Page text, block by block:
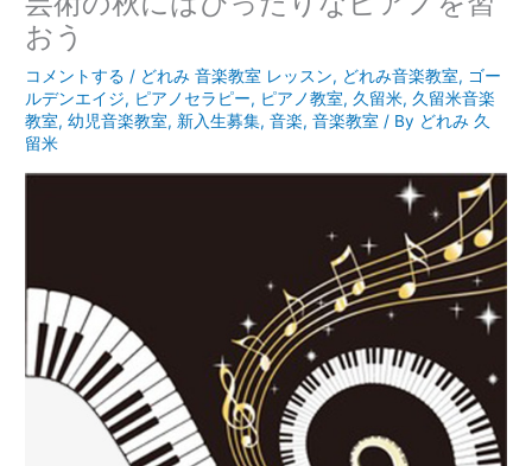
おう
コメントする / どれみ 音楽教室 レッスン, どれみ音楽教室, ゴー
ルデンエイジ, ピアノセラピー, ピアノ教室, 久留米, 久留米音楽
教室,幼児音楽教室, 新入生募集,音楽,音楽教室 / By どれみ 久
留米